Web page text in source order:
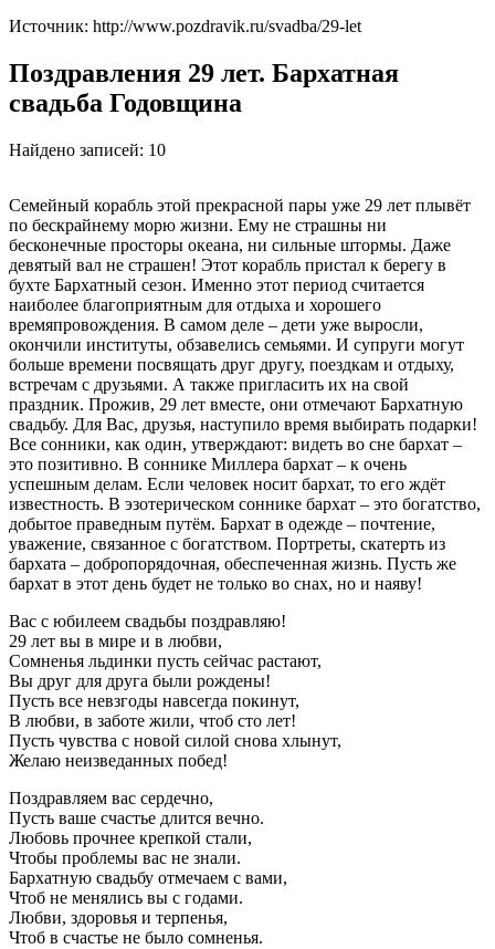
Источник: http://www.pozdravik.ru/svadba/29-let
Поздравления 29 лет. Бархатная
свадьба Годовщина
Найдено записей: 10
Семейный корабль этой прекрасной пары уже 29 лет плывёт
по бескрайнему морю жизни. Ему не страшны ни
бесконечные просторы океана, ни сильные штормы. Даже
девятый вал не страшен! Этот корабль пристал к берегу в
бухте Бархатный сезон. Именно этот период считается
наиболее благоприятным для отдыха и хорошего
времяпровождения. В самом деле – дети уже выросли,
окончили институты, обзавелись семьями. И супруги могут
больше времени посвящать друг другу, поездкам и отдыху,
встречам с друзьями. А также пригласить их на свой
праздник. Прожив, 29 лет вместе, они отмечают Бархатную
свадьбу. Для Вас, друзья, наступило время выбирать подарки!
Все сонники, как один, утверждают: видеть во сне бархат –
это позитивно. В соннике Миллера бархат – к очень
успешным делам. Если человек носит бархат, то его ждёт
известность. В эзотерическом соннике бархат – это богатство,
добытое праведным путём. Бархат в одежде – почтение,
уважение, связанное с богатством. Портреты, скатерть из
бархата – добропорядочная, обеспеченная жизнь. Пусть же
бархат в этот день будет не только во снах, но и наяву!
Вас с юбилеем свадьбы поздравляю!
29 лет вы в мире и в любви,
Сомненья льдинки пусть сейчас растают,
Вы друг для друга были рождены!
Пусть все невзгоды навсегда покинут,
В любви, в заботе жили, чтоб сто лет!
Пусть чувства с новой силой снова хлынут,
Желаю неизведанных побед!
Поздравляем вас сердечно,
Пусть ваше счастье длится вечно.
Любовь прочнее крепкой стали,
Чтобы проблемы вас не знали.
Бархатную свадьбу отмечаем с вами,
Чтоб не менялись вы с годами.
Любви, здоровья и терпенья,
Чтоб в счастье не было сомненья.